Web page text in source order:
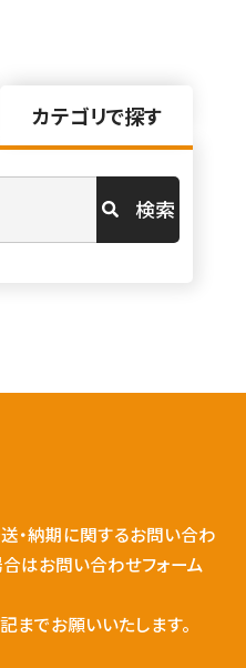
カテゴリで探す
検索
・納期に関するお問い合わ
はお問い合わせフォーム
でお願いいたします。